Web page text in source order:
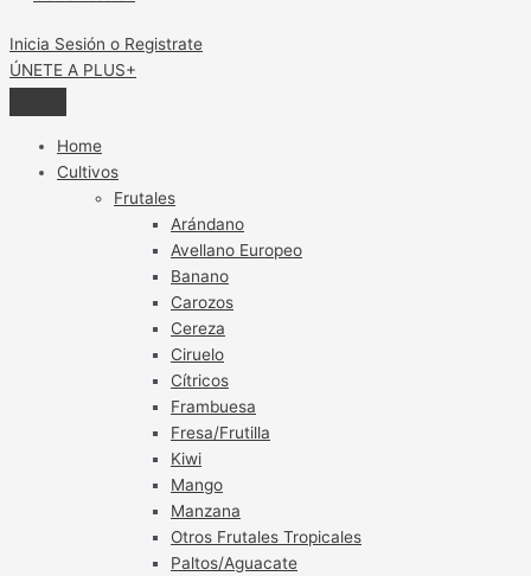
Inicia Sesión o Registrate
ÚNETE A PLUS+
Home
Cultivos
Frutales
Arándano
Avellano Europeo
Banano
Carozos
Cereza
Ciruelo
Cítricos
Frambuesa
Fresa/Frutilla
Kiwi
Mango
Manzana
Otros Frutales Tropicales
Paltos/Aguacate